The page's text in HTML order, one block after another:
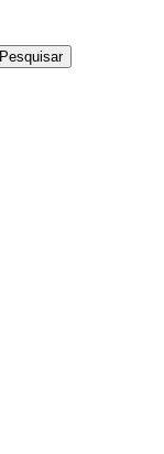
Pesquisar